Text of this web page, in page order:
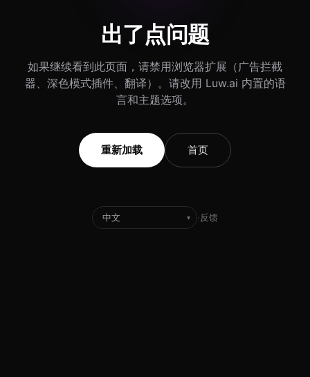
出了点问题
如果继续看到此页面，请禁用浏览器扩展（广告拦截
器、深色模式插件、翻译）。请改用 Luw.ai 内置的语
言和主题选项。
重新加载 首页
▾ · 反馈